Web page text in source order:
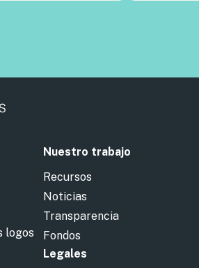
logos
Nuestro trabajo
Recursos
Noticias
Transparencia
Fondos
Legales